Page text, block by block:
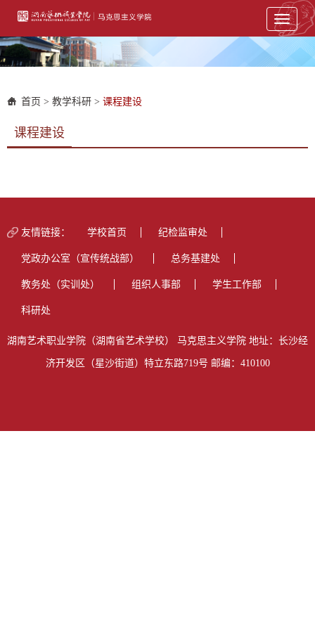
Toggle
首页 > 教学科研 > 课程建设
课程建设
友情链接： 学校首页 纪检监审处
党政办公室（宣传统战部） 总务基建处
教务处（实训处） 组织人事部 学生工作部
科研处
湖南艺术职业学院（湖南省艺术学校） 马克思主义学院 地址：长沙经
济开发区（星沙街道）特立东路719号 邮编：410100